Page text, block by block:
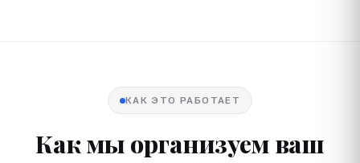
КАК ЭТО РАБОТАЕТ
Как мы организуем ваш